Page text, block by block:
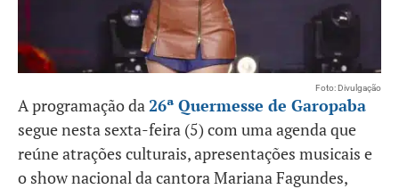
Foto: Divulgação
A programação da26ª Quermesse de Garopaba
segue nesta sexta-feira (5) com uma agenda que
reúne atrações culturais, apresentações musicais e
o show nacional da cantora Mariana Fagundes,